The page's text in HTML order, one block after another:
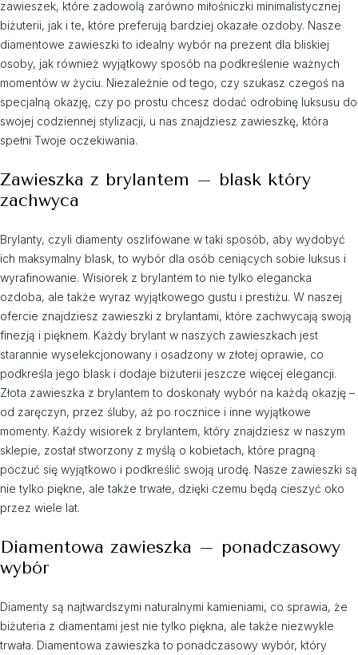
zawieszek, które zadowolą zarówno miłośniczki minimalistycznej
biżuterii, jak i te, które preferują bardziej okazałe ozdoby. Nasze
diamentowe zawieszki to idealny wybór na prezent dla bliskiej
osoby, jak również wyjątkowy sposób na podkreślenie ważnych
momentów w życiu. Niezależnie od tego, czy szukasz czegoś na
specjalną okazję, czy po prostu chcesz dodać odrobinę luksusu do
swojej codziennej stylizacji, u nas znajdziesz zawieszkę, która
spełni Twoje oczekiwania.
Zawieszka z brylantem – blask który
zachwyca
Brylanty, czyli diamenty oszlifowane w taki sposób, aby wydobyć
ich maksymalny blask, to wybór dla osób ceniących sobie luksus i
wyrafinowanie. Wisiorek z brylantem to nie tylko elegancka
ozdoba, ale także wyraz wyjątkowego gustu i prestiżu. W naszej
ofercie znajdziesz zawieszki z brylantami, które zachwycają swoją
finezją i pięknem. Każdy brylant w naszych zawieszkach jest
starannie wyselekcjonowany i osadzony w złotej oprawie, co
podkreśla jego blask i dodaje biżuterii jeszcze więcej elegancji.
Złota zawieszka z brylantem to doskonały wybór na każdą okazję –
od zaręczyn, przez śluby, aż po rocznice i inne wyjątkowe
momenty. Każdy wisiorek z brylantem, który znajdziesz w naszym
sklepie, został stworzony z myślą o kobietach, które pragną
poczuć się wyjątkowo i podkreślić swoją urodę. Nasze zawieszki są
nie tylko piękne, ale także trwałe, dzięki czemu będą cieszyć oko
przez wiele lat.
Diamentowa zawieszka – ponadczasowy
wybór
Diamenty są najtwardszymi naturalnymi kamieniami, co sprawia, że
biżuteria z diamentami jest nie tylko piękna, ale także niezwykle
trwała. Diamentowa zawieszka to ponadczasowy wybór, który